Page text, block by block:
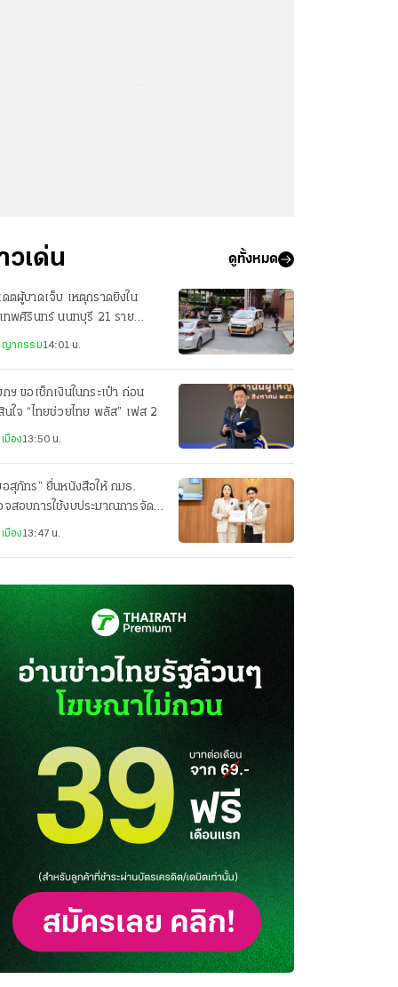
วเด่น ดูทั้งหมด
ดตผู้บาดเจ็บ เหตุกราดยิงใน
ทพศิรินทร์ นนทบุรี 21 ราย
ญากรรม14:01 น.
กฯ ขอเช็กเงินในกระเป๋า ก่อน
นใจ “ไทยช่วยไทย พลัส” เฟส 2
มือง13:50 น.
อสุภัทร” ยื่นหนังสือให้ กมธ.
จสอบการใช้งบประมาณการจัด
นต์ กระทรวงสาธารณสุข
มือง13:47 น.